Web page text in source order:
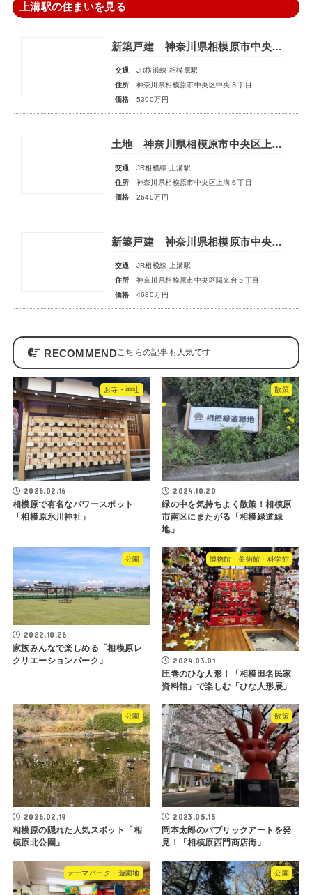
上溝駅の住まいを見る
新築戸建 神奈川県相模原市中央区中央３丁目
交通
JR横浜線 相模原駅
住所
神奈川県相模原市中央区中央３丁目
価格
5390万円
土地 神奈川県相模原市中央区上溝６丁目
交通
JR相模線 上溝駅
住所
神奈川県相模原市中央区上溝６丁目
価格
2640万円
新築戸建 神奈川県相模原市中央区陽光台５丁目
交通
JR相模線 上溝駅
住所
神奈川県相模原市中央区陽光台５丁目
価格
4680万円
RECOMMEND
お寺・神社
2026.02.16
相模原で有名なパワースポット
「相模原氷川神社」
散策
2024.10.20
緑の中を気持ちよく散策！相模原
市南区にまたがる「相模緑道緑
地」
公園
2022.10.26
家族みんなで楽しめる「相模原レ
クリエーションパーク」
博物館・美術館・科学館
2024.03.01
圧巻のひな人形！「相模田名民家
資料館」で楽しむ「ひな人形展」
公園
2026.02.19
相模原の隠れた人気スポット「相
模原北公園」
散策
2023.05.15
岡本太郎のパブリックアートを発
見！「相模原西門商店街」
テーマパーク・遊園地 公園